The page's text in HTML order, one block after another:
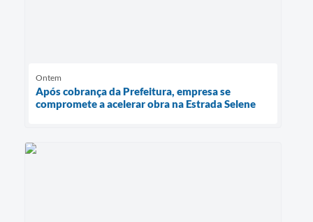
Ontem
Após cobrança da Prefeitura, empresa se
compromete a acelerar obra na Estrada Selene